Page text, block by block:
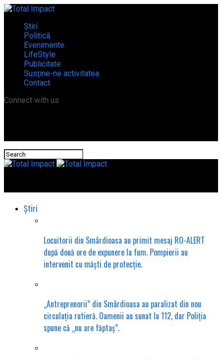
Știri
Politică
Evenimente
LifeStyle
Publicitate
Susține-ne activitatea
Contact
Connect with us
Știri
Locuitorii din Smârdioasa au primit mesaj RO-ALERT
după două ore de expunere la fum. Pompierii au
intervenit cu măști de protecție.
„Antreprenorii” din Smârdioasa au paralizat din nou
circulația rutieră. Oamenii au sunat la 112, dar Poliția
spune că „nu are făptaș”.